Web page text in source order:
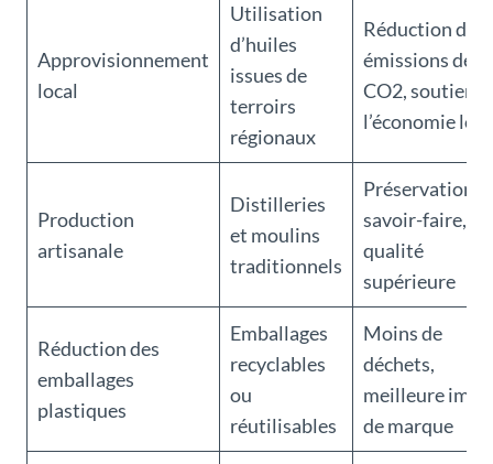
Approvisionnement
local
Utilisation
d’huiles
issues de
terroirs
régionaux
Réduction des
émissions de
CO2, soutien à
l’économie
Production
artisanale
Distilleries
et moulins
traditionnels
Préservation
savoir-faire,
qualité
supérieure
Réduction des
emballages
plastiques
Emballages
recyclables
ou
réutilisables
Moins de
déchets,
meilleure
de marque